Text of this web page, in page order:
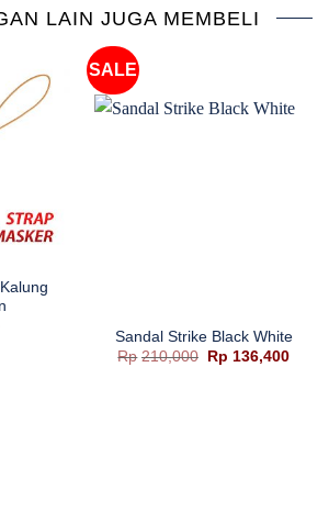
LAIN JUGA MEMBELI
SALE
Sandal Strike Black White
Rp 210,000
Harga
aslinya
Rp 136,400